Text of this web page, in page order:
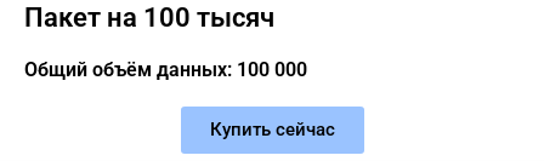
Пакет на 100 тысяч
Общий объём данных: 100 000
Купить сейчас